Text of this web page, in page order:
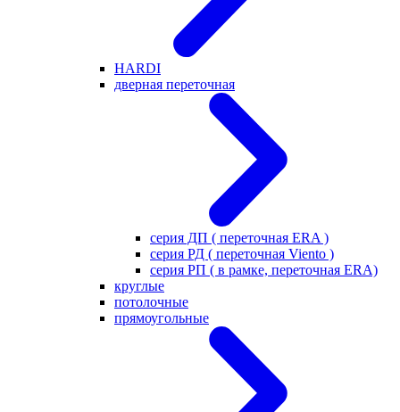
HARDI
дверная переточная
серия ДП ( переточная ERA )
серия РД ( переточная Viento )
серия РП ( в рамке, переточная ERA)
круглые
потолочные
прямоугольные